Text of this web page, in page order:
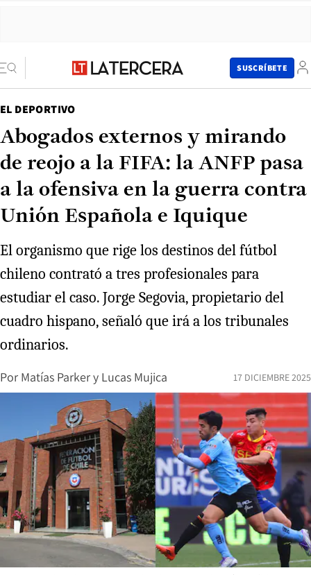
SUSCRÍBETE
EL DEPORTIVO
Abogados externos y mirando
de reojo a la FIFA: la ANFP pasa
a la ofensiva en la guerra contra
Unión Española e Iquique
El organismo que rige los destinos del fútbol
chileno contrató a tres profesionales para
estudiar el caso. Jorge Segovia, propietario del
cuadro hispano, señaló que irá a los tribunales
ordinarios.
Por Matías Parkery Lucas Mujica 17 DICIEMBRE 2025